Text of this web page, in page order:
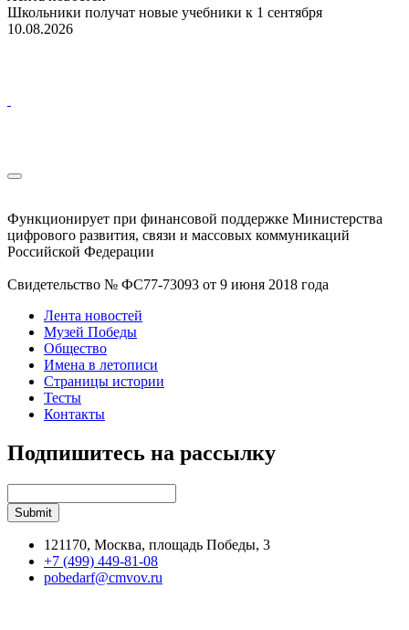
Школьники получат новые учебники к 1 сентября
10.08.2026
Функционирует при финансовой поддержке Министерства
цифрового развития, связи и массовых коммуникаций
Российской Федерации
Свидетельство № ФС77-73093 от 9 июня 2018 года
Лента новостей
Музей Победы
Общество
Имена в летописи
Страницы истории
Тесты
Контакты
Подпишитесь на рассылку
121170, Москва, площадь Победы, 3
+7 (499) 449-81-08
pobedarf@cmvov.ru